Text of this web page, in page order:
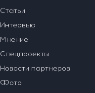
Статьи
Интервью
Мнение
Спецпроекты
Новости партнеров
Фото